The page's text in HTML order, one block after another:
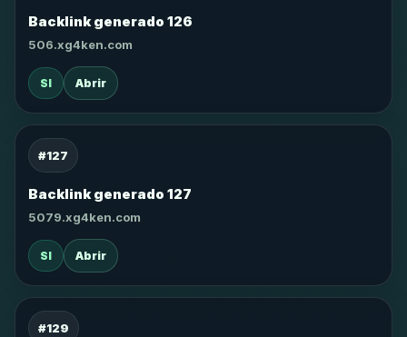
Backlink generado 126
506.xg4ken.com
SI Abrir
#127
Backlink generado 127
5079.xg4ken.com
SI Abrir
#129